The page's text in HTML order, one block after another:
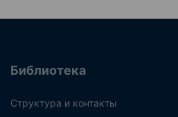
Библиотека
Структура и контакты